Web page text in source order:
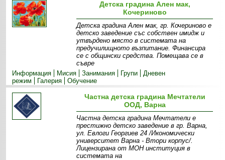
Детска градина Ален мак,
Кочериново
Детска градина Ален мак, гр. Кочериново е
детско заведение със собствен имидж и
утвърдено място в системата на
предучилищното възпитание. Финансира
се с общински средства. Помещава се в
съвре
Информация
Мисия Занимания Групи
Дневен
режим
Галерия Обучение
Частна детска градина Мечтатели
ООД, Варна
Частна детска градина Мечтатели е
престижно детско заведение в гр. Варна,
ул. Евлоги Георгиев 24 /Икономически
университет Варна - Втори корпус/.
Лицензирана от МОН институция в
системата на